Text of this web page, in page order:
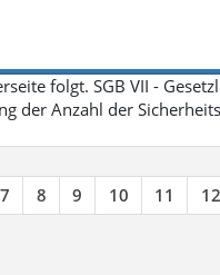
folgt. SGB VII -
der Anzahl der
7 8 9 10 11 12